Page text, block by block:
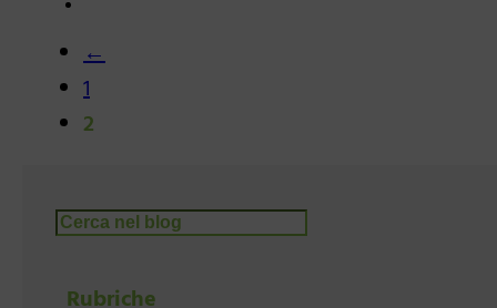
←
1
2
Cerca
Rubriche